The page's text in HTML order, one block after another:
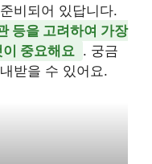
비되어 있답니다.
등을 고려하여 가장
중요해요 . 궁금
받을 수 있어요.